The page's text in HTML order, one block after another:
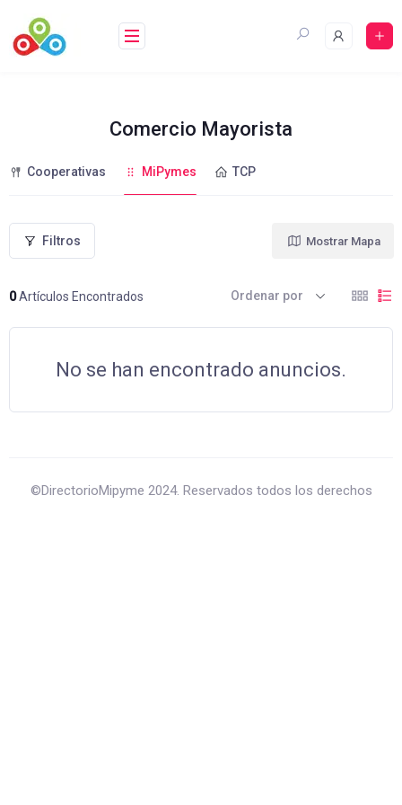
contenido
Comercio Mayorista
Cooperativas MiPymes TCP
Filtros
0Artículos Encontrados
Mostrar Mapa
Ordenar por
No se han encontrado anuncios.
©DirectorioMipyme 2024. Reservados todos los derechos